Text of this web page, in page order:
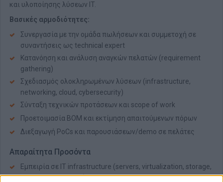
και υλοποίησης λύσεων IT.
Βασικές αρμοδιότητες:
Συνεργασία με την ομάδα πωλήσεων και συμμετοχή σε
συναντήσεις ως technical expert
Κατανόηση και ανάλυση αναγκών πελατών (requirement
gathering)
Σχεδιασμός ολοκληρωμένων λύσεων (infrastructure,
networking, cloud, cybersecurity)
Σύνταξη τεχνικών προτάσεων και scope of work
Προετοιμασία BOM και εκτίμηση απαιτούμενων πόρων
Διεξαγωγή PoCs και παρουσιάσεων/demo σε πελάτες
Απαραίτητα Προσόντα
Εμπειρία σε IT infrastructure (servers, virtualization, storage,
systems integration)